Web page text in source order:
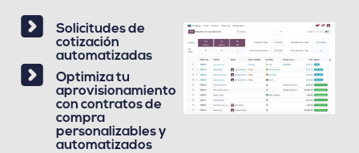
Solicitudes de
cotización
automatizadas
Optimiza tu
aprovisionamiento
con contratos de
compra
personalizables y
automatizados